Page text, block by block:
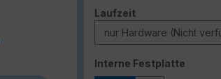
Laufzeitauswählen
Interne Festplatte